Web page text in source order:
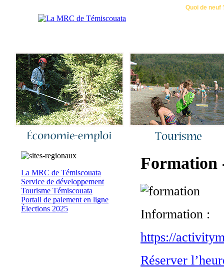
Quoi de neuf
La MRC de Témiscouata
Service de développement
Tourisme Témiscouata
Portail de paiement en ligne
Élections 2025
Formation
Information :
https://
Réserver